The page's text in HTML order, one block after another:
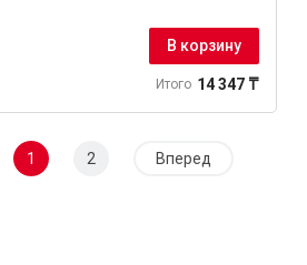
В корзину
Итого 14 347 ₸
1 2 Вперед